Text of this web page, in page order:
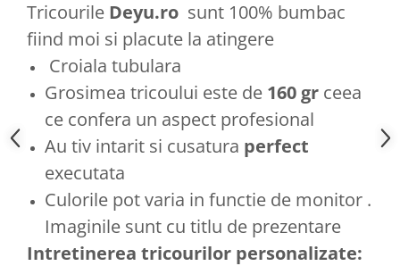
Tricourile Deyu.ro sunt 100% bumbac
fiind moi si placute la atingere
Croiala tubulara
Grosimea tricoului este de 160 gr ceea
ce confera un aspect profesional
Au tiv intarit si cusatura perfect
executata
Culorile pot varia in functie de monitor .
Imaginile sunt cu titlu de prezentare
Intretinerea tricourilor personalizate: